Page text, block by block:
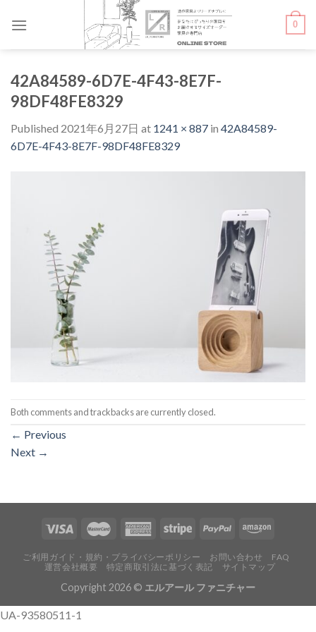
0
42A84589-6D7E-4F43-8E7F-
98DF48FE8329
Published 2021年6月27日 at 1241 × 887 in 42A84589-
6D7E-4F43-8E7F-98DF48FE8329
Both comments and trackbacks are currently closed.
← Previous
Next →
ご利用ガイド・規約・プライバシーポリシー お問い合わせ
FAQ
運営会社概要
特定商取引法に基づく表記 サイトマップ
Copyright 2026 © エルアール ファニチャー
UA-93580511-1